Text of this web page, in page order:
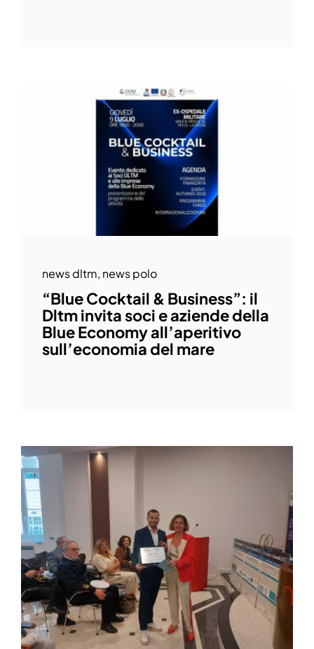
news dltm, news polo
“Blue Cocktail & Business”: il
Dltm invita soci e aziende della
Blue Economy all’aperitivo
sull’economia del mare